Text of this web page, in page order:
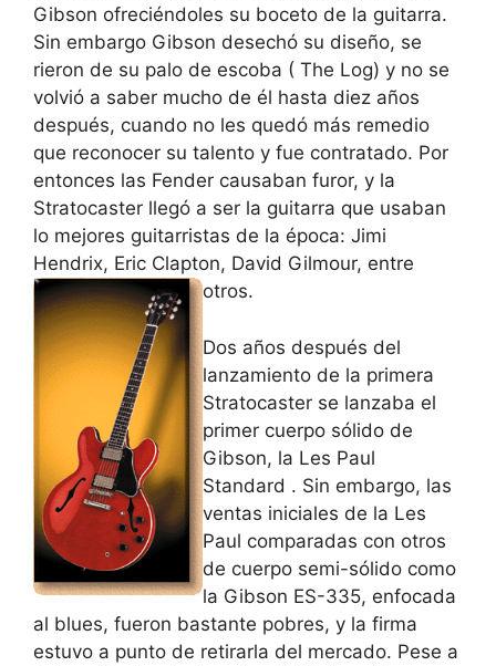
Gibson ofreciéndoles su boceto de la guitarra.
Sin embargo Gibson desechó su diseño, se
rieron de su palo de escoba ( The Log) y no se
volvió a saber mucho de él hasta diez años
después, cuando no les quedó más remedio
que reconocer su talento y fue contratado. Por
entonces las Fender causaban furor, y la
Stratocaster llegó a ser la guitarra que usaban
lo mejores guitarristas de la época: Jimi
Hendrix, Eric Clapton, David Gilmour, entre
otros.
Dos años después del
lanzamiento de la primera
Stratocaster se lanzaba el
primer cuerpo sólido de
Gibson, la Les Paul
Standard . Sin embargo, las
ventas iniciales de la Les
Paul comparadas con otros
de cuerpo semi-sólido como
la Gibson ES-335, enfocada
al blues, fueron bastante pobres, y la firma
estuvo a punto de retirarla del mercado. Pese a